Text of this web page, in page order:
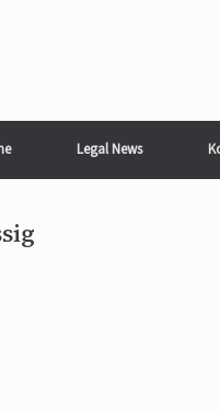
Legal News